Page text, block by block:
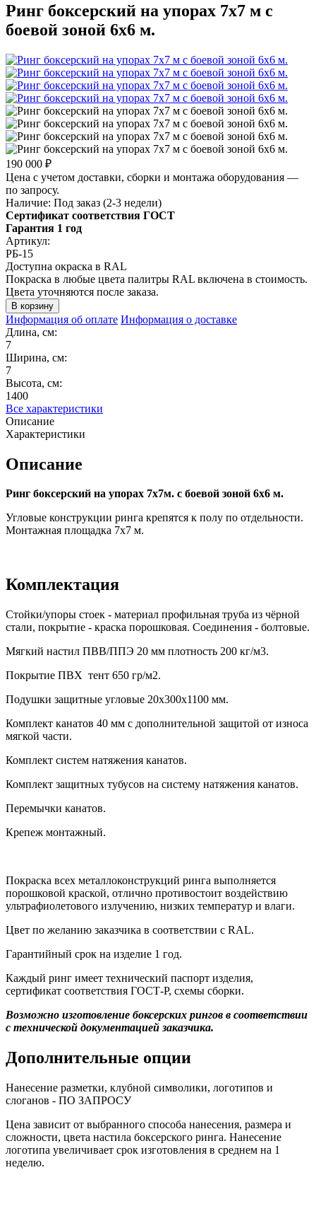
Ринг боксерский на упорах 7х7 м с
боевой зоной 6х6 м.
190 000 ₽
Цена с учетом доставки, сборки и монтажа оборудования —
по запросу.
Наличие: Под заказ (2-3 недели)
Сертификат соответствия ГОСТ
Гарантия 1 год
Артикул:
РБ-15
Доступна окраска в RAL
Покраска в любые цвета палитры RAL включена в стоимость.
Цвета уточняются после заказа.
Информация об оплате Информация о доставке
Длина, см:
7
Ширина, см:
7
Высота, см:
1400
Все характеристики
Описание
Характеристики
Описание
Ринг боксерский на упорах 7х7м. с боевой зоной 6х6 м.
Угловые конструкции ринга крепятся к полу по отдельности.
Монтажная площадка 7х7 м.
Комплектация
Стойки/упоры стоек - материал профильная труба из чёрной
стали, покрытие - краска порошковая. Соединения - болтовые.
Мягкий настил ПВВ/ППЭ 20 мм плотность 200 кг/м3.
Покрытие ПВХ тент 650 гр/м2.
Подушки защитные угловые 20х300х1100 мм.
Комплект канатов 40 мм с дополнительной защитой от износа
мягкой части.
Комплект систем натяжения канатов.
Комплект защитных тубусов на систему натяжения канатов.
Перемычки канатов.
Крепеж монтажный.
Покраска всех металлоконструкций ринга выполняется
порошковой краской, отлично противостоит воздействию
ультрафиолетового излучению, низких температур и влаги.
Цвет по желанию заказчика в соответствии с RAL.
Гарантийный срок на изделие 1 год.
Каждый ринг имеет технический паспорт изделия,
сертификат соответствия ГОСТ-Р, схемы сборки.
Возможно изготовление боксерских рингов в соответствии
с технической документацией заказчика.
Дополнительные опции
Нанесение разметки, клубной символики, логотипов и
слоганов - ПО ЗАПРОСУ
Цена зависит от выбранного способа нанесения, размера и
сложности, цвета настила боксерского ринга. Нанесение
логотипа увеличивает срок изготовления в среднем на 1
неделю.